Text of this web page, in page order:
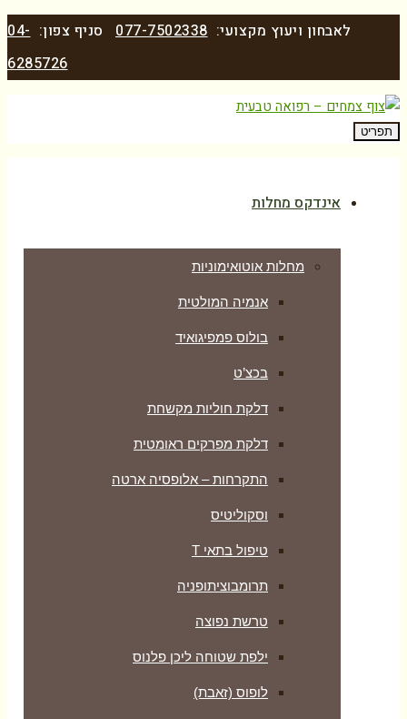
לאבחון ויעוץ מקצועי:077-7502338 סניף צפון:04-
6285726
תפריט
אינדקס מחלות
מחלות אוטואימוניות
אנמיה המולטית
בולוס פמפיגואיד
בכצ’ט
דלקת חוליות מקשחת
דלקת מפרקים ראומטית
התקרחות – אלופסיה ארטה
וסקוליטיס
טיפול בתאי T
תרומבוציתופניה
טרשת נפוצה
ילפת שטוחה ליכן פלנוס
לופוס (זאבת)